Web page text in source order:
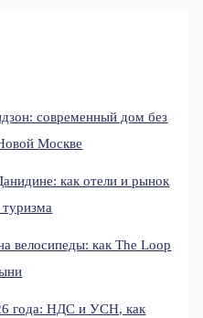
современный дом без
Москве
как отели и рынок
велосипеды: как The Loop
года: НДС и УСН, как